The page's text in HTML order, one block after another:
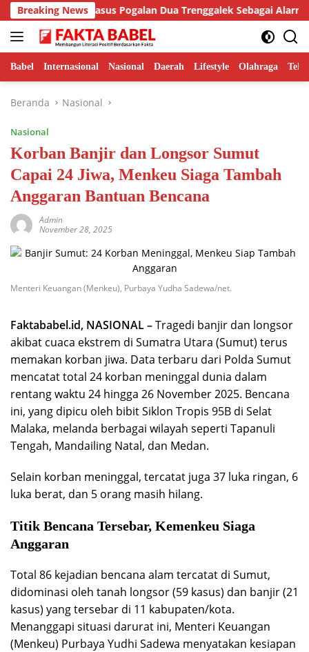
Langsung
ke
konten
Breaking News
Sebut Kasus Pogalan Dua Trenggalek Sebagai Alarm Kritis
Babel Internasional Nasional Daerah Lifestyle Olahraga
Beranda Nasional
Nasional
Korban Banjir dan Longsor Sumut
Capai 24 Jiwa, Menkeu Siaga Tambah
Anggaran Bantuan Bencana
Admin
November 28, 2025
Menteri Keuangan (Menkeu), Purbaya Yudha Sadewa/net.
Faktababel.id, NASIONAL –Tragedi banjir dan longsor
akibat cuaca ekstrem di Sumatra Utara (Sumut) terus
memakan korban jiwa. Data terbaru dari Polda Sumut
mencatat total 24 korban meninggal dunia dalam
rentang waktu 24 hingga 26 November 2025. Bencana
ini, yang dipicu oleh bibit Siklon Tropis 95B di Selat
Malaka, melanda berbagai wilayah seperti Tapanuli
Tengah, Mandailing Natal, dan Medan.
Selain korban meninggal, tercatat juga 37 luka ringan, 6
luka berat, dan 5 orang masih hilang.
Titik Bencana Tersebar, Kemenkeu Siaga
Anggaran
Total 86 kejadian bencana alam tercatat di Sumut,
didominasi oleh tanah longsor (59 kasus) dan banjir (21
kasus) yang tersebar di 11 kabupaten/kota.
Menanggapi situasi darurat ini, Menteri Keuangan
(Menkeu) Purbaya Yudhi Sadewa menyatakan kesiapan